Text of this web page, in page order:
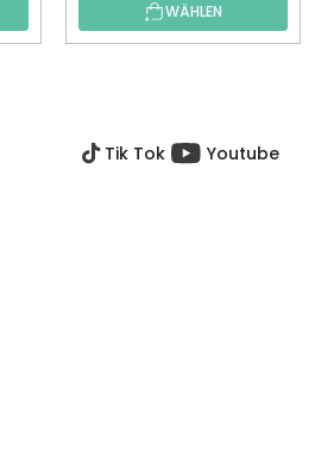
WÄHLEN
Tik Tok Youtube